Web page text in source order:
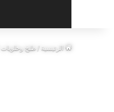
الرئيسية/طبخ وحلويات